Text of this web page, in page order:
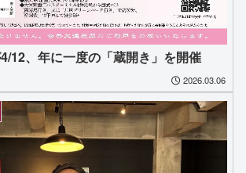
12、年に一度の「蔵開き」を開催
2026.03.06